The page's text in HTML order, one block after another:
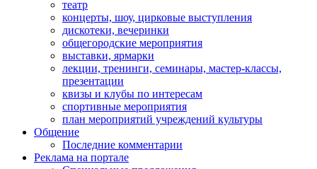
театр
концерты, шоу, цирковые выступления
дискотеки, вечеринки
общегородские мероприятия
выставки, ярмарки
лекции, тренинги, семинары, мастер-классы,
презентации
квизы и клубы по интересам
спортивные мероприятия
план мероприятий учреждений культуры
Общение
Последние комментарии
Реклама на портале